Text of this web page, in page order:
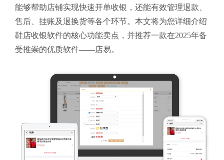
能够帮助店铺实现快速开单收银，还能有效管理退款、
售后、挂账及退换货等各个环节。本文将为您详细介绍
鞋店收银软件的核心功能卖点，并推荐一款在2025年备
受推崇的优质软件——店易。